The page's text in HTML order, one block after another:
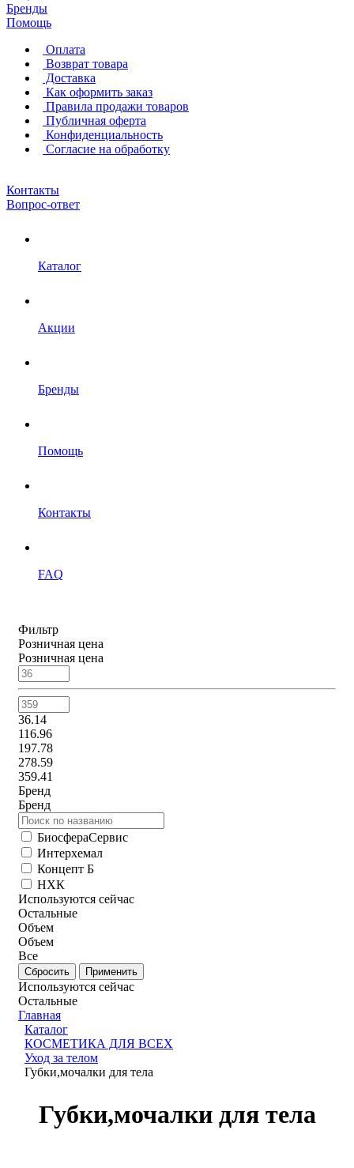
Бренды
Помощь
Оплата
Возврат товара
Доставка
Как оформить заказ
Правила продажи товаров
Публичная оферта
Конфиденциальность
Согласие на обработку
Контакты
Вопрос-ответ
Каталог
Акции
Бренды
Помощь
Контакты
FAQ
Фильтр
Розничная цена
Розничная цена
36.14
116.96
197.78
278.59
359.41
Бренд
Бренд
БиосфераСервис
Интерхемал
Концепт Б
НХК
Используются сейчас
Остальные
Объем
Объем
Все
Используются сейчас
Остальные
Главная
Каталог
КОСМЕТИКА ДЛЯ ВСЕХ
Уход за телом
Губки,мочалки для тела
Губки,мочалки для тела